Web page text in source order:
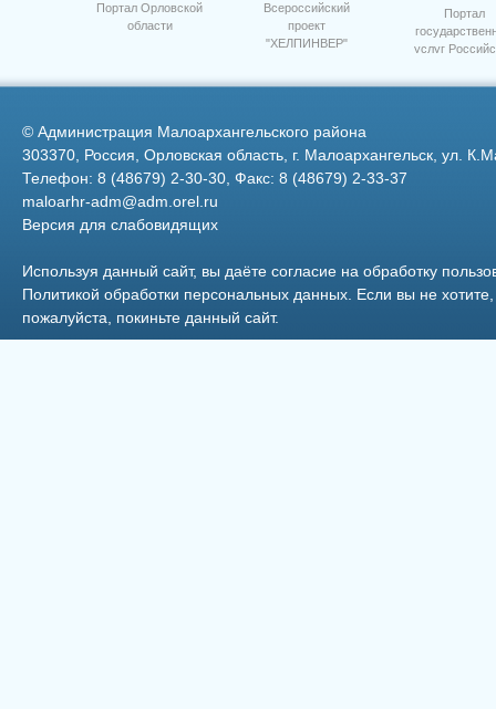
Портал Орловской
области
Всероссийский
проект
"ХЕЛПИНВЕР"
Портал
услуг
© Администрация Малоархангельского района
303370, Россия, Орловская область, г. Малоархангельск, ул.
Телефон: 8 (48679) 2-30-30, Факс: 8 (48679) 2-33-37
maloarhr-adm@adm.orel.ru
Версия для слабовидящих
Используя данный сайт, вы даёте согласие на обработку
Политикой обработки персональных данных . Если вы не
пожалуйста, покиньте данный сайт.